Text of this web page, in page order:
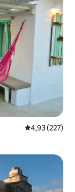
Classificação
4,93 (227)